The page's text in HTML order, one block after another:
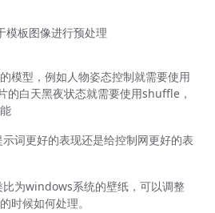
模板图像进行预处理
模型，例如人物姿态控制就需要使用
的白天黑夜状态就需要使用shuffle，
示词更好的表现还是给控制网更好的表
比为windows系统的壁纸，可以调整
时候如何处理。